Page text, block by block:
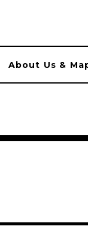
About Us &